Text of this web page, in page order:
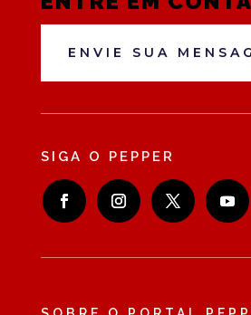
ENVIE SUA
SIGA O PEPPER